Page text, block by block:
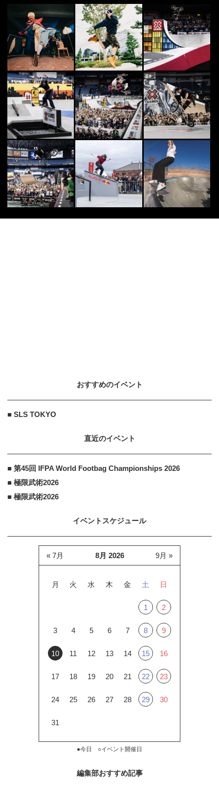
おすすめのイベント
■ SLS TOKYO
直近のイベント
■ 第45回 IFPA World Footbag Championships 2026
■ 極限武術2026
■ 極限武術2026
イベントスケジュール
8月 2026
月 火 水 木 金 土 日
1 2
3 4 5 6 7 8 9
10 11 12 13 14 15 16
17 18 19 20 21 22 23
24 25 26 27 28 29 30
31
« 7月 9月 »
●今日 ○イベント開催日
編集部おすすめ記事